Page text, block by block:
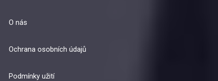
O nás
Ochrana osobních údajů
Podmínky užití